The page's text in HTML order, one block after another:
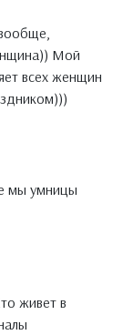
Мой
всех женщин
мы умницы
живет в